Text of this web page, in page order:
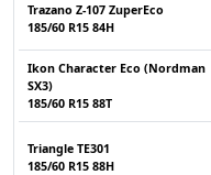
Trazano Z-107 ZuperEco
185/60 R15 84H
Ikon Character Eco (Nordman
SX3)
185/60 R15 88T
Triangle TE301
185/60 R15 88H